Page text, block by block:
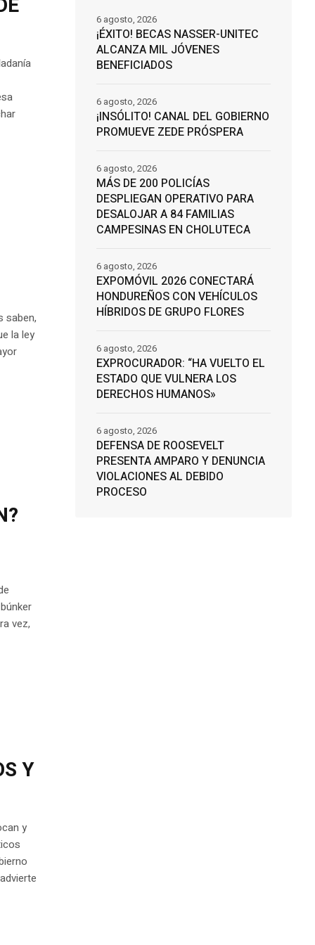
saben,
la ley
vez,
Y
y
¡ÉXITO! BECAS NASSER-UNITEC
ALCANZA MIL JÓVENES
BENEFICIADOS
6 agosto, 2026
¡INSÓLITO! CANAL DEL GOBIERNO
PROMUEVE ZEDE PRÓSPERA
6 agosto, 2026
MÁS DE 200 POLICÍAS
DESPLIEGAN OPERATIVO PARA
DESALOJAR A 84 FAMILIAS
CAMPESINAS EN CHOLUTECA
6 agosto, 2026
EXPOMÓVIL 2026 CONECTARÁ
HONDUREÑOS CON VEHÍCULOS
HÍBRIDOS DE GRUPO FLORES
6 agosto, 2026
EXPROCURADOR: “HA VUELTO EL
ESTADO QUE VULNERA LOS
DERECHOS HUMANOS»
6 agosto, 2026
DEFENSA DE ROOSEVELT
PRESENTA AMPARO Y DENUNCIA
VIOLACIONES AL DEBIDO
PROCESO
6 agosto, 2026